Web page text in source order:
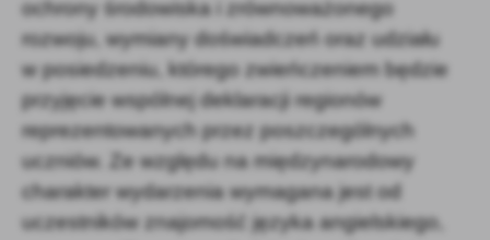
ochrony środowiska i zrównoważonego
rozwoju, wymiany doświadczeń oraz udziału
w posiedzeniu, którego zwieńczeniem będzie
przyjęcie wspólnej deklaracji regionów
reprezentowanych przez poszczególnych
uczniów. Ze względu na międzynarodowy
charakter wydarzenia wymagana jest od
uczestników znajomość języka angielskiego,